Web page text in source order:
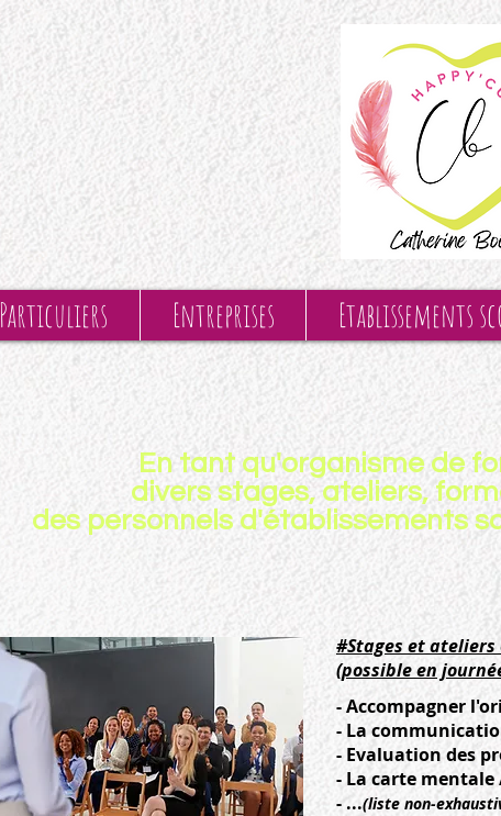
Particuliers Entreprises Etablissements
En tant qu'organisme de
divers stages, ateliers,
des personnels d'établissements
#Stages et
(possible en
- Accompagner
- La
- Evaluation des
- La carte
- ...(liste non-